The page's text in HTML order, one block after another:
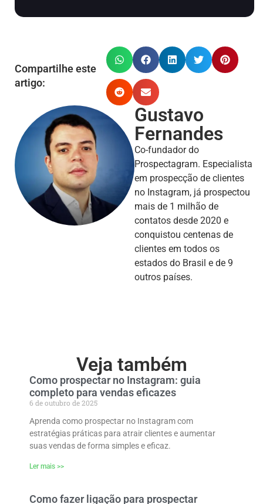
Compartilhe este
artigo:
Gustavo
Fernandes
Co-fundador do
Prospectagram. Especialista
em prospecção de clientes
no Instagram, já prospectou
mais de 1 milhão de
contatos desde 2020 e
conquistou centenas de
clientes em todos os
estados do Brasil e de 9
outros países.
Veja também
Como prospectar no Instagram: guia
completo para vendas eficazes
6 de outubro de 2025
Aprenda como prospectar no Instagram com
estratégias práticas para atrair clientes e aumentar
suas vendas de forma simples e eficaz.
Ler mais >>
Como fazer ligação para prospectar